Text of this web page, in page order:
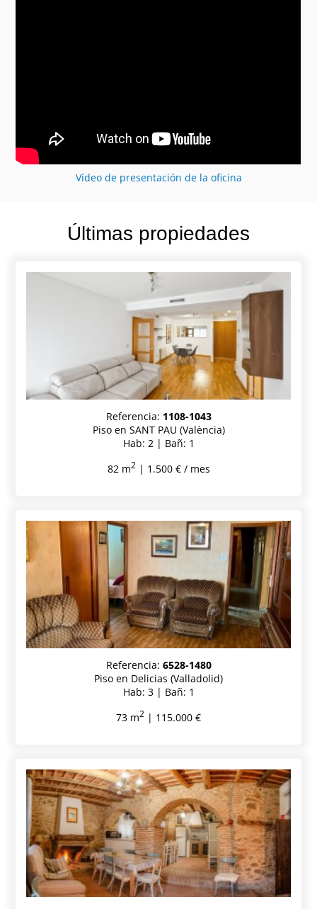
Vídeo de presentación de la oficina
Últimas propiedades
Referencia: 1108-1043
Piso en SANT PAU (València)
Hab: 2 | Bañ: 1
82 m2| 1.500 € / mes
Referencia: 6528-1480
Piso en Delicias (Valladolid)
Hab: 3 | Bañ: 1
73 m2 | 115.000 €